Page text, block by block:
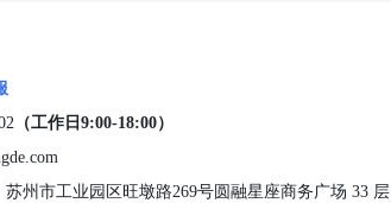
（工作日9:00-18:00）
苏州市工业园区旺墩路269号圆融星座商务广场 33 层